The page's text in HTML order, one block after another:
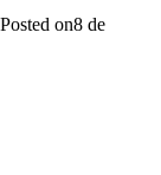
Posted on8 de